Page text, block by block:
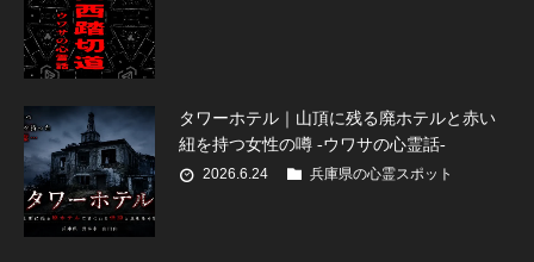
タワーホテル｜山頂に残る廃ホテルと赤い
紐を持つ女性の噂 -ウワサの心霊話-
2026.6.24 兵庫県の心霊スポット